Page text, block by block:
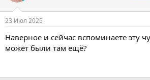
23 Июл 2025
Наверное и сейчас вспоминаете эту
может были там ещё?